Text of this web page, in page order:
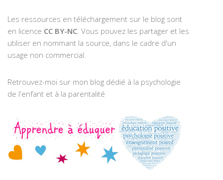
Les ressources en téléchargement sur le blog sont
en licence CC BY-NC . Vous pouvez les partager et les
utiliser en nommant la source, dans le cadre d'un
usage non commercial.
Retrouvez-moi sur mon blog dédié à la psychologie
de l'enfant et à la parentalité